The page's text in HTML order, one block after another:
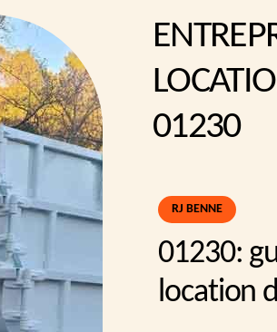
01230
RJ BENNE
01230:
location